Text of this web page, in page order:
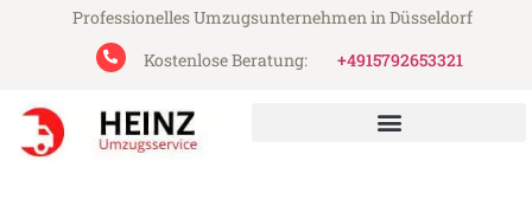
Professionelles Umzugsunternehmen in Düsseldorf
Kostenlose Beratung:
+4915792653321